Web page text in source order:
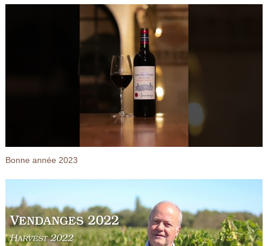
Bonne année 2023